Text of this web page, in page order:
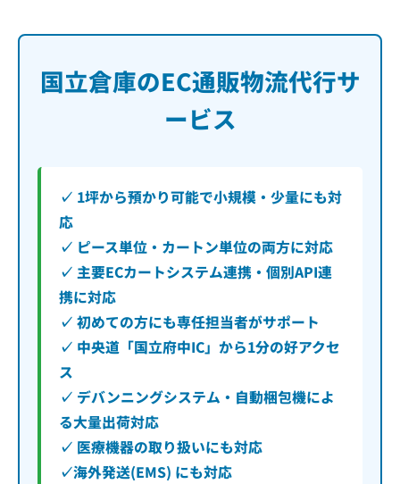
国立倉庫のEC通販物流代行サ
ービス
✓ 1坪から預かり可能で小規模・少量にも対
応
✓ ピース単位・カートン単位の両方に対応
✓ 主要ECカートシステム連携・個別API連
携に対応
✓ 初めての方にも専任担当者がサポート
✓ 中央道「国立府中IC」から1分の好アクセ
ス
✓ デバンニングシステム・自動梱包機によ
る大量出荷対応
✓ 医療機器の取り扱いにも対応
✓海外発送(EMS) にも対応